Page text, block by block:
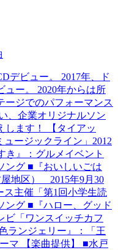
デビュー。 2017年、ド
ュー。 2020年からは所
ージでのパフォーマンス
、企業オリジナルソン
します！ 【タイアッ
ージックライン」2012
き』：グルメイベント
ング ■『おいしいごは
地区） 2015年9月30
ス主催「第1回小学生読
ング ■『ハロー、グッド
ビ「ワンスイッチカフ
ランジェリー』：「王
マ 【楽曲提供】 ■水戸